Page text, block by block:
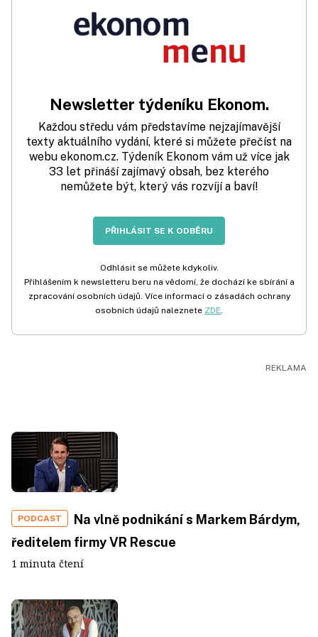
Newsletter týdeníku Ekonom.
Každou středu vám představíme nejzajímavější
texty aktuálního vydání, které si můžete přečíst na
webu ekonom.cz. Týdeník Ekonom vám už více jak
33 let přináší zajímavý obsah, bez kterého
nemůžete být, který vás rozvíjí a baví!
PŘIHLÁSIT SE K ODBĚRU
Odhlásit se můžete kdykoliv.
Přihlášením k newsletteru beru na vědomí, že dochází ke sbírání a
zpracování osobních údajů. Více informací o zásadách ochrany
osobních údajů naleznete ZDE.
PODCAST
Na vlně podnikání s Markem Bárdym,
ředitelem firmy VR Rescue
1 minuta čtení